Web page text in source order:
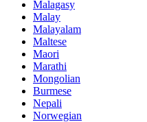
Malagasy
Malay
Malayalam
Maltese
Maori
Marathi
Mongolian
Burmese
Nepali
Norwegian